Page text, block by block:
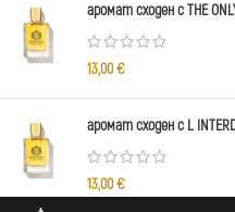
аромат сходен с THE
13,00€
аромат сходен с L
13,00€